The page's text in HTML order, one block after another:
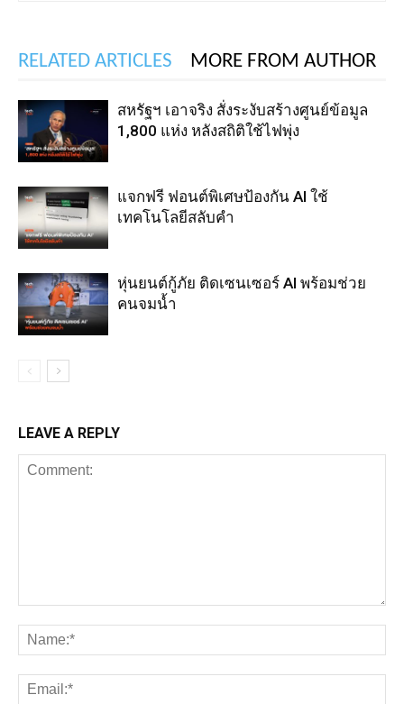
RELATED ARTICLES MORE FROM AUTHOR
สหรัฐฯ เอาจริง สั่งระงับสร้างศูนย์ข้อมูล
1,800 แห่ง หลังสถิติใช้ไฟพุ่ง
แจกฟรี ฟอนต์พิเศษป้องกัน AI ใช้
เทคโนโลยีสลับคำ
หุ่นยนต์กู้ภัย ติดเซนเซอร์ AI พร้อมช่วย
คนจมน้ำ
LEAVE A REPLY